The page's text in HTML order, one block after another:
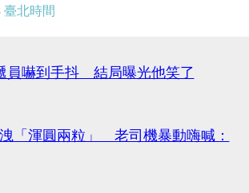
臺北時間
員嚇到手抖 結局曝光他笑了
「渾圓兩粒」 老司機暴動嗨喊：